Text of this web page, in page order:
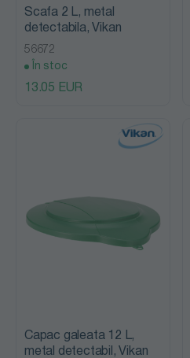
Scafa 2 L, metal
detectabila, Vikan
56672
În stoc
13.05 EUR
Capac galeata 12 L,
metal detectabil, Vikan